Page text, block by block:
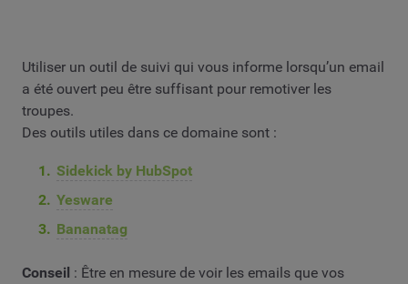
Utiliser un outil de suivi qui vous informe lorsqu’un email
a été ouvert peu être suffisant pour remotiver les
troupes.
Des outils utiles dans ce domaine sont :
Sidekick by HubSpot
Yesware
Bananatag
Conseil : Être en mesure de voir les emails que vos